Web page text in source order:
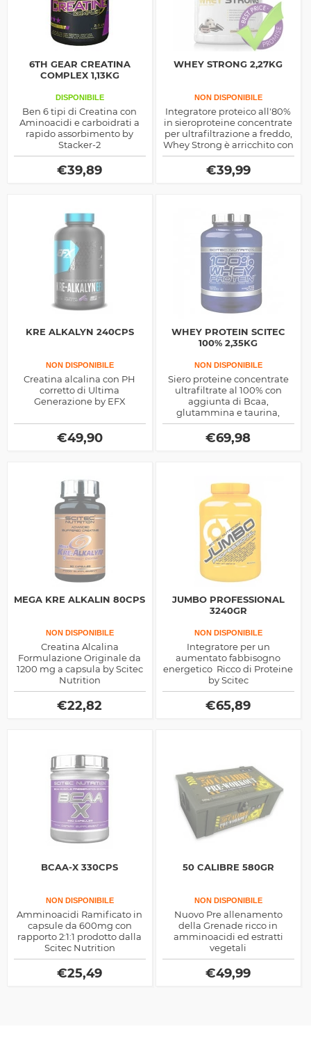
6TH GEAR CREATINA
COMPLEX 1,13KG
DISPONIBILE
Ben 6 tipi di Creatina con
Aminoacidi e carboidrati a
rapido assorbimento by
Stacker-2
€39,89
WHEY STRONG 2,27KG
NON DISPONIBILE
Integratore proteico all'80%
in sieroproteine concentrate
per ultrafiltrazione a freddo,
Whey Strong è arricchito con
glutammina, leucina e
taurina
€39,99
KRE ALKALYN 240CPS
NON DISPONIBILE
Creatina alcalina con PH
corretto di Ultima
Generazione by EFX
€49,90
WHEY PROTEIN SCITEC
100% 2,35KG
NON DISPONIBILE
Siero proteine concentrate
ultrafiltrate al 100% con
aggiunta di Bcaa,
glutammina e taurina,
dolcificate con sucralosio
€69,98
MEGA KRE ALKALIN 80CPS
NON DISPONIBILE
Creatina Alcalina
Formulazione Originale da
1200 mg a capsula by Scitec
Nutrition
€22,82
JUMBO PROFESSIONAL
3240GR
NON DISPONIBILE
Integratore per un
aumentato fabbisogno
energetico Ricco di Proteine
by Scitec
€65,89
BCAA-X 330CPS
NON DISPONIBILE
Amminoacidi Ramificato in
capsule da 600mg con
rapporto 2:1:1 prodotto dalla
Scitec Nutrition
€25,49
50 CALIBRE 580GR
NON DISPONIBILE
Nuovo Pre allenamento
della Grenade ricco in
amminoacidi ed estratti
vegetali
€49,99